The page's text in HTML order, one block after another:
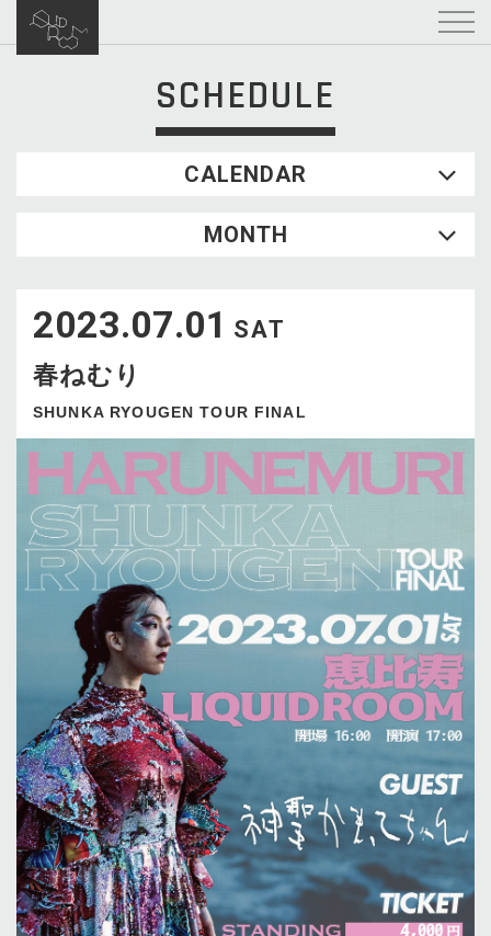
SCHEDULE
CALENDAR
WED
2
3 4 5
16
17
23
24 25 26 27
30
31
MONTH
2023.07.01 SAT
春ねむり
SHUNKA RYOUGEN TOUR FINAL